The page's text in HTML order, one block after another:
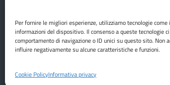
Per fornire le migliori esperienze, utilizziamo tecnologie
informazioni del dispositivo. Il consenso a queste tecnologie
comportamento di navigazione o ID unici su questo sito. Non
influire negativamente su alcune caratteristiche e funzioni.
Cookie PolicyInformativa privacy
Mappa del sito